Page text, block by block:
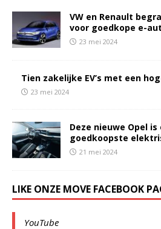
VW en Renault
voor goedkope e-
23 mei 2024
Tien zakelijke EV’s met een
23 mei 2024
Deze nieuwe Opel is
goedkoopste
21 mei 2024
LIKE ONZE MOVE FACEBOOK
YouTube